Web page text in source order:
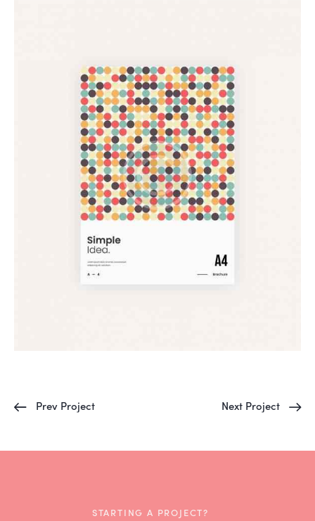
Prev Project Next Project
STARTING A PROJECT?